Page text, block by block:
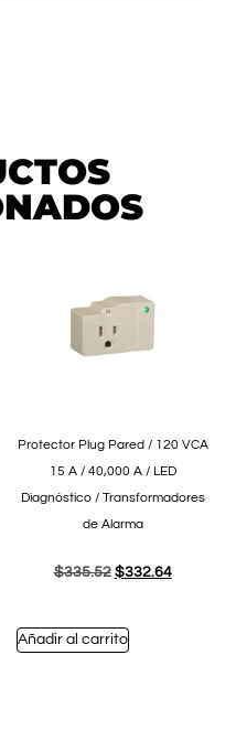
Protector Plug Pared / 120 VCA
15 A / 40,000 A / LED
Diagnóstico / Transformadores
de Alarma
$335.52 $332.64
Añadir al carrito